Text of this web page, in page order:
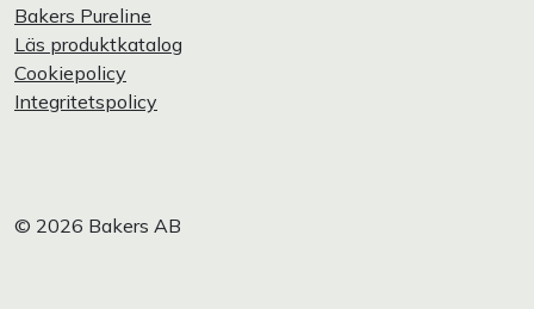
Bakers Pureline
Läs produktkatalog
Cookiepolicy
Integritetspolicy
© 2026 Bakers AB